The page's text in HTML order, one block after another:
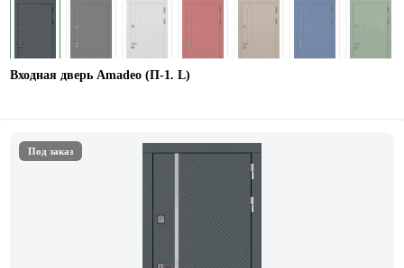
Входная дверь Amadeo (П-1. L)
Под заказ